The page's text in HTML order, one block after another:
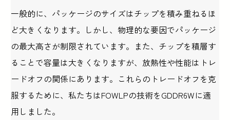
一般的に、パッケージのサイズはチップを積み重ねるほ
ど大きくなります。しかし、物理的な要因でパッケージ
の最大高さが制限されています。また、チップを積層す
ることで容量は大きくなりますが、放熱性や性能はトレ
ードオフの関係にあります。これらのトレードオフを克
服するために、私たちはFOWLPの技術をGDDR6Wに適
用しました。